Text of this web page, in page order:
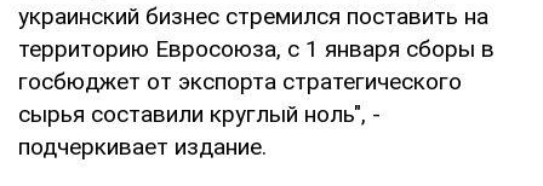
украинский бизнес стремился поставить на
территорию Евросоюза, с 1 января сборы в
госбюджет от экспорта стратегического
сырья составили круглый ноль", -
подчеркивает издание.